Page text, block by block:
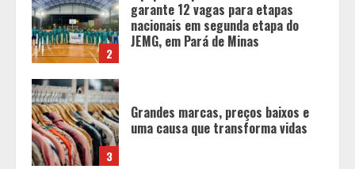
3
Grandes marcas, preços baixos e
uma causa que transforma vidas
4
Tecnologia que “lê” o solo
transforma manejo agrícola e
comprova ganhos de produtividade